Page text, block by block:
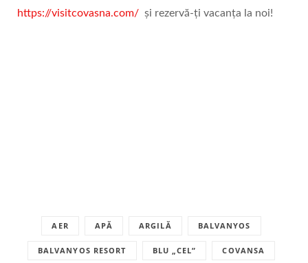
https://visitcovasna.com/ și rezervă-ți vacanța la noi!
AER APĂ ARGILĂ BALVANYOS
BALVANYOS RESORT BLU „CEL” COVANSA